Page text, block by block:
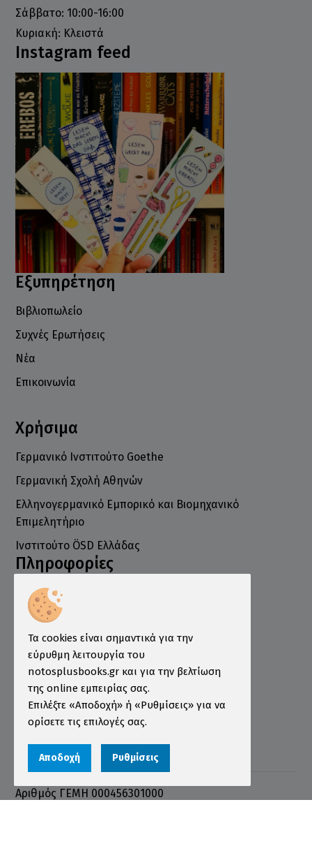
Σάββατο: 10:00-16:00
Κυριακή: Κλειστά
Instagram feed
Εξυπηρέτηση
Βιβλιοπωλείο
Συχνές Ερωτήσεις
Νέα
Επικοινωνία
Χρήσιμα
Γερμανικό Ινστιτούτο Goethe
Γερμανική Σχολή Αθηνών
Ελληνογερμανικό Εμπορικό και Βιομηχανικό
Επιμελητήριο
Ινστιτούτο ÖSD Ελλάδας
Πληροφορίες
Τρόποι Παραγγελίας
Τρόποι Πληρωμής
Τρόποι Αποστολής
Εγγύηση - Επιστροφές
Όροι χρήσης
Προστασία Προσωπικών Δεδομένων
Αριθμός ΓΕΜΗ 000456301000
Τα cookies είναι σημαντικά για την
εύρυθμη λειτουργία του
notosplusbooks.gr και για την βελτίωση
της online εμπειρίας σας.
Επιλέξτε «Αποδοχή» ή «Ρυθμίσεις» για να
ορίσετε τις επιλογές σας.
Αποδοχή Ρυθμίσεις